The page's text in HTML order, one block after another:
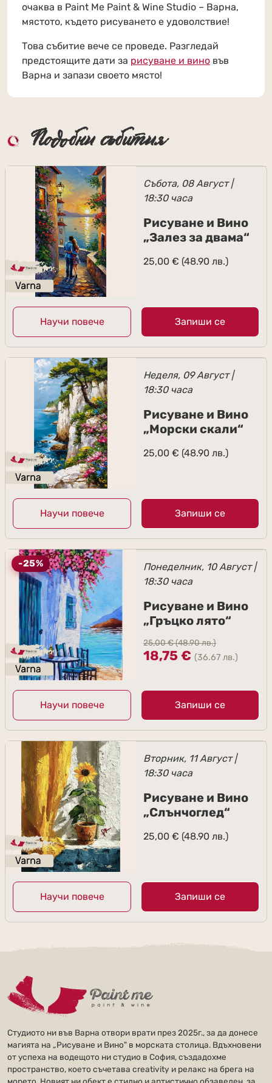
очаква в Paint Me Paint & Wine Studio – Варна,
мястото, където рисуването е удоволствие!
Това събитие вече се проведе. Разгледай
предстоящите дати за рисуване и вино във
Варна и запази своето място!
Подобни събития
Събота, 08 Август |
18:30 часа
Рисуване и Вино
„Залез за двама“
25,00 € (48.90 лв.)
Научи повече Запиши се
Неделя, 09 Август |
18:30 часа
Рисуване и Вино
„Морски скали“
25,00 € (48.90 лв.)
Научи повече Запиши се
Понеделник, 10 Август |
18:30 часа
Рисуване и Вино
„Гръцко лято“
25,00€(48.90 лв.)
18,75 € (36.67 лв.)
Научи повече Запиши се
-25%
Вторник, 11 Август |
18:30 часа
Рисуване и Вино
„Слънчоглед“
25,00 € (48.90 лв.)
Научи повече Запиши се
Студиото ни във Варна отвори врати през 2025г., за да донесе
магията на „Рисуване и Вино" в морската столица. Вдъхновени
от успеха на водещото ни студио в София, създадохме
пространство, което съчетава creativity и релакс на брега на